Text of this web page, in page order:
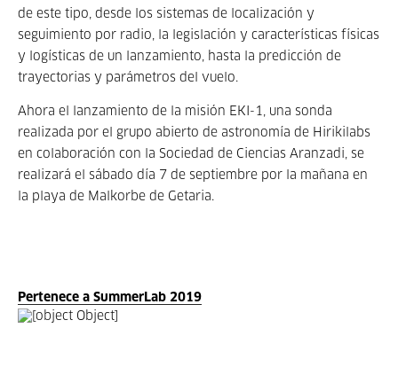
de este tipo, desde los sistemas de localización y
seguimiento por radio, la legislación y características físicas
y logísticas de un lanzamiento, hasta la predicción de
trayectorias y parámetros del vuelo.
Ahora el lanzamiento de la misión EKI-1, una sonda
realizada por el grupo abierto de astronomía de Hirikilabs
en colaboración con la Sociedad de Ciencias Aranzadi, se
realizará el sábado día 7 de septiembre por la mañana en
la playa de Malkorbe de Getaria.
Pertenece a SummerLab 2019